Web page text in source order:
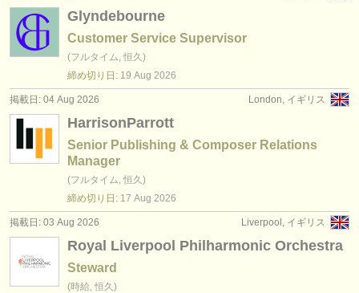
musicalchairs:
musicalchairsについて
お問い合わせ
rss feeds
クラシック音楽ニュース
掲載方法
find out about ourATS
faq
Glyndebourne
Customer Service Supervisor
(フルタイム, 恒久)
締め切り日: 19 Aug 2026
London, イギリス
掲載日: 04 Aug 2026
HarrisonParrott
Senior Publishing & Composer Relations
Manager
(フルタイム, 恒久)
締め切り日: 17 Aug 2026
Liverpool, イギリス
掲載日: 03 Aug 2026
Royal Liverpool Philharmonic Orchestra
Steward
(時給, 恒久)